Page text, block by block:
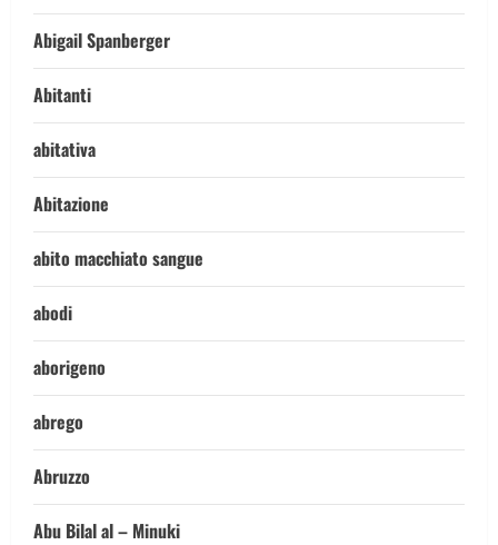
Abigail Spanberger
Abitanti
abitativa
Abitazione
abito macchiato sangue
abodi
aborigeno
abrego
Abruzzo
Abu Bilal al – Minuki